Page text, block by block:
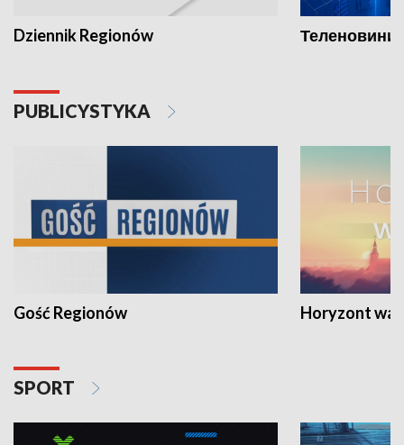
Dziennik Regionów Теленовини
PUBLICYSTYKA
Gość Regionów Horyzont
SPORT